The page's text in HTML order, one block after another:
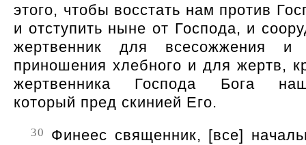
этого, чтобы восстать нам против
и отступить ныне от Господа, и
жертвенник для всесожжения и
приношения хлебного и для жертв,
жертвенника Господа Бога
который пред скинией Его.
30
Финеес священник, [все]